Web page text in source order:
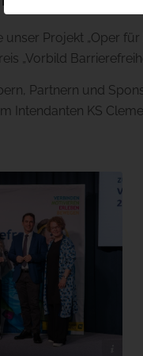
unser Projekt „Oper
„Vorbild
Partnern und
Intendanten KS